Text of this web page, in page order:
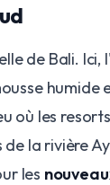
de Bali. Ici,
humide
où les
de la rivière
les